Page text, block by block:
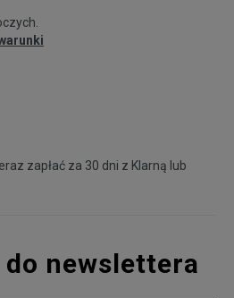
zapłać za 30 dni z Klarną lub
do newslettera